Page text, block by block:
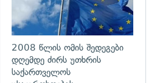
2008 წლის ომის შედეგები
დღემდე ძირს უთხრის
საქართველოს